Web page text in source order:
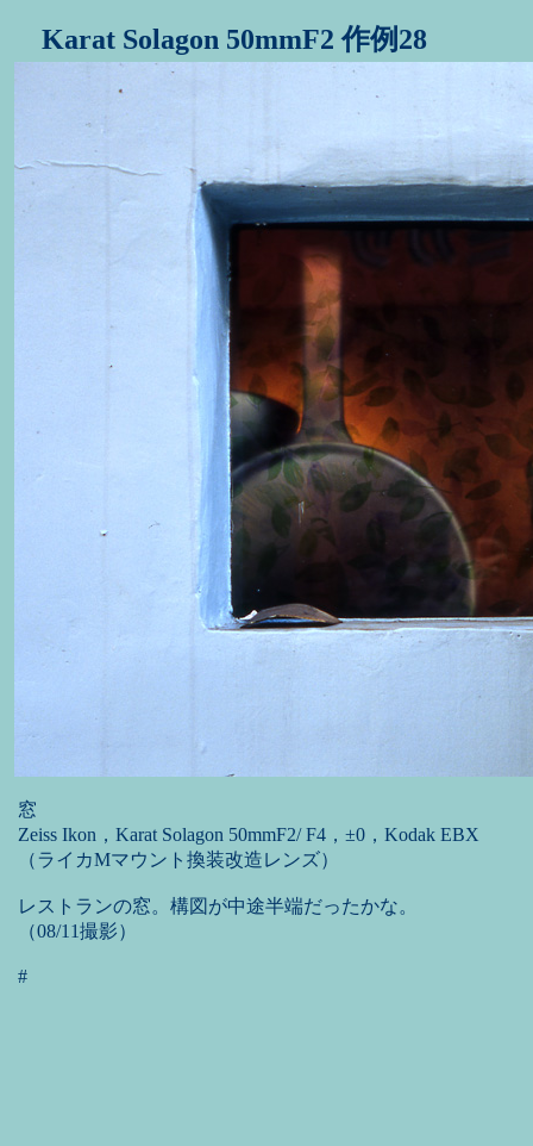
Karat Solagon 50mmF2 作例28
窓
Zeiss Ikon，Karat Solagon 50mmF2/ F4，±0，Kodak EBX
（ライカMマウント換装改造レンズ）
レストランの窓。構図が中途半端だったかな。
（08/11撮影）
#